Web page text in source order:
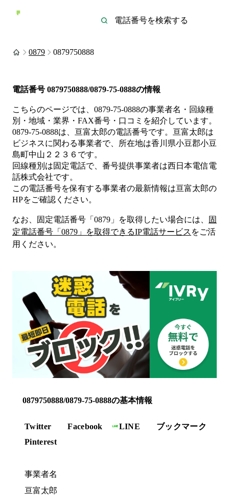
0879 0879750888
電話番号 0879750888/0879-75-0888の情報
こちらのページでは、 0879-75-0888の事業者名・回線種
別・地域・業界・FAX番号・口コミを紹介しています。
0879-75-0888は、 亘富太郎の電話番号です。 亘富太郎は
ビジネスに関わる事業者で、所在地は香川県小豆郡小豆
島町中山２２３６ です。
回線種別は固定電話で、番号提供事業者は西日本電信電
話株式会社です。
この電話番号を保有する事業者の最新情報は亘富太郎の
HPをご確認ください。
なお、固定電話番号「 0879 」を取得したい場合には、
固
定電話番号「 0879 」を取得できるIP電話サービス をご活
用ください。
0879750888/0879-75-0888の基本情報
Twitter Facebook LINE
ブックマーク
Pinterest
事業者名
亘富太郎